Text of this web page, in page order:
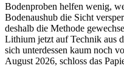
Bodenproben helfen wenig,
Bodenaushub die Sicht
deshalb die Methode
Lithium jetzt auf Technik aus
sich unterdessen kaum noch
August 2026, schloss das